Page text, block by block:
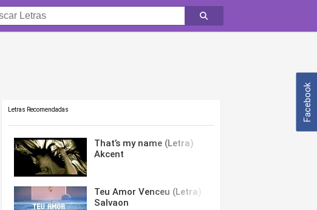
Facebook
Letras Recomendadas
That’s my name (Letra)
Akcent
Teu Amor Venceu (Letra)
Salvaon